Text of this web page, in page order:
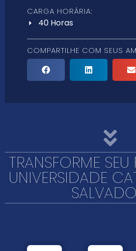
CARGA HORÁRIA:
40 Horas
COMPARTILHE COM SEUS
TRANSFORME
UNIVERSIDADE